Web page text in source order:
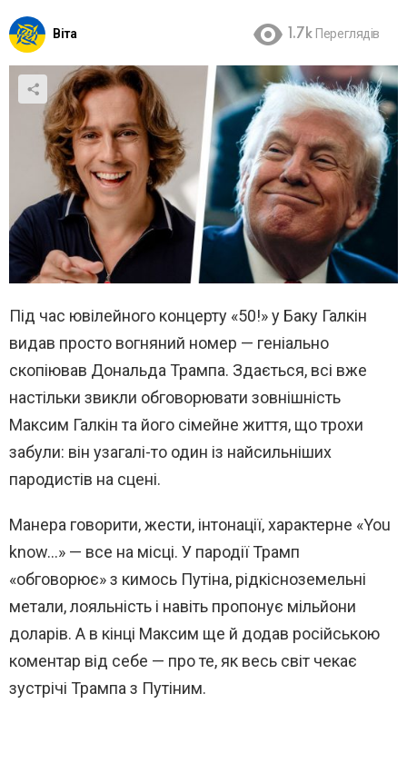
Віта 1.7k Переглядів
Під час ювілейного концерту «50!» у Баку Галкін
видав просто вогняний номер — геніально
скопіював Дональда Трампа. Здається, всі вже
настільки звикли обговорювати зовнішність
Максим Галкін та його сімейне життя, що трохи
забули: він узагалі-то один із найсильніших
пародистів на сцені.
Манера говорити, жести, інтонації, характерне «You
know…» — все на місці. У пародії Трамп
«обговорює» з кимось Путіна, рідкісноземельні
метали, лояльність і навіть пропонує мільйони
доларів. А в кінці Максим ще й додав російською
коментар від себе — про те, як весь світ чекає
зустрічі Трампа з Путіним.